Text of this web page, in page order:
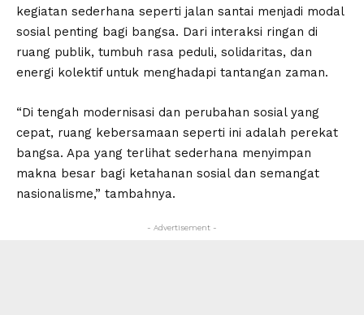
kegiatan sederhana seperti jalan santai menjadi modal
sosial penting bagi bangsa. Dari interaksi ringan di
ruang publik, tumbuh rasa peduli, solidaritas, dan
energi kolektif untuk menghadapi tantangan zaman.
“Di tengah modernisasi dan perubahan sosial yang
cepat, ruang kebersamaan seperti ini adalah perekat
bangsa. Apa yang terlihat sederhana menyimpan
makna besar bagi ketahanan sosial dan semangat
nasionalisme,” tambahnya.
- Advertisement -